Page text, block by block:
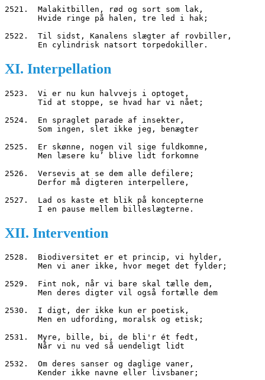
2521.  Malakitbillen, rød og sort som lak,
       Hvide ringe på halen, tre led i hak;
2522.  Til sidst, Kanalens slægter af rovbiller,
       En cylindrisk natsort torpedokiller.
XI. Interpellation
2523.  Vi er nu kun halvvejs i optoget,
       Tid at stoppe, se hvad har vi nået;
2524.  En spraglet parade af insekter,
       Som ingen, slet ikke jeg, benægter
2525.  Er skønne, nogen vil sige fuldkomne,
       Men læsere ku’ blive lidt forkomne
2526.  Versevis at se dem alle defilere;
       Derfor må digteren interpellere,
2527.  Lad os kaste et blik på koncepterne
       I en pause mellem billeslægterne.
XII. Intervention
2528.  Biodiversitet er et princip, vi hylder,
       Men vi aner ikke, hvor meget det fylder;
2529.  Fint nok, når vi bare skal tælle dem,
       Men deres digter vil også fortælle dem
2530.  I digt, der ikke kun er poetisk,
       Men en udfording, moralsk og etisk;
2531.  Myre, bille, bi, de bli'r ét fedt,
       Når vi nu ved så uendeligt lidt
2532.  Om deres sanser og daglige vaner,
       Kender ikke navne eller livsbaner;